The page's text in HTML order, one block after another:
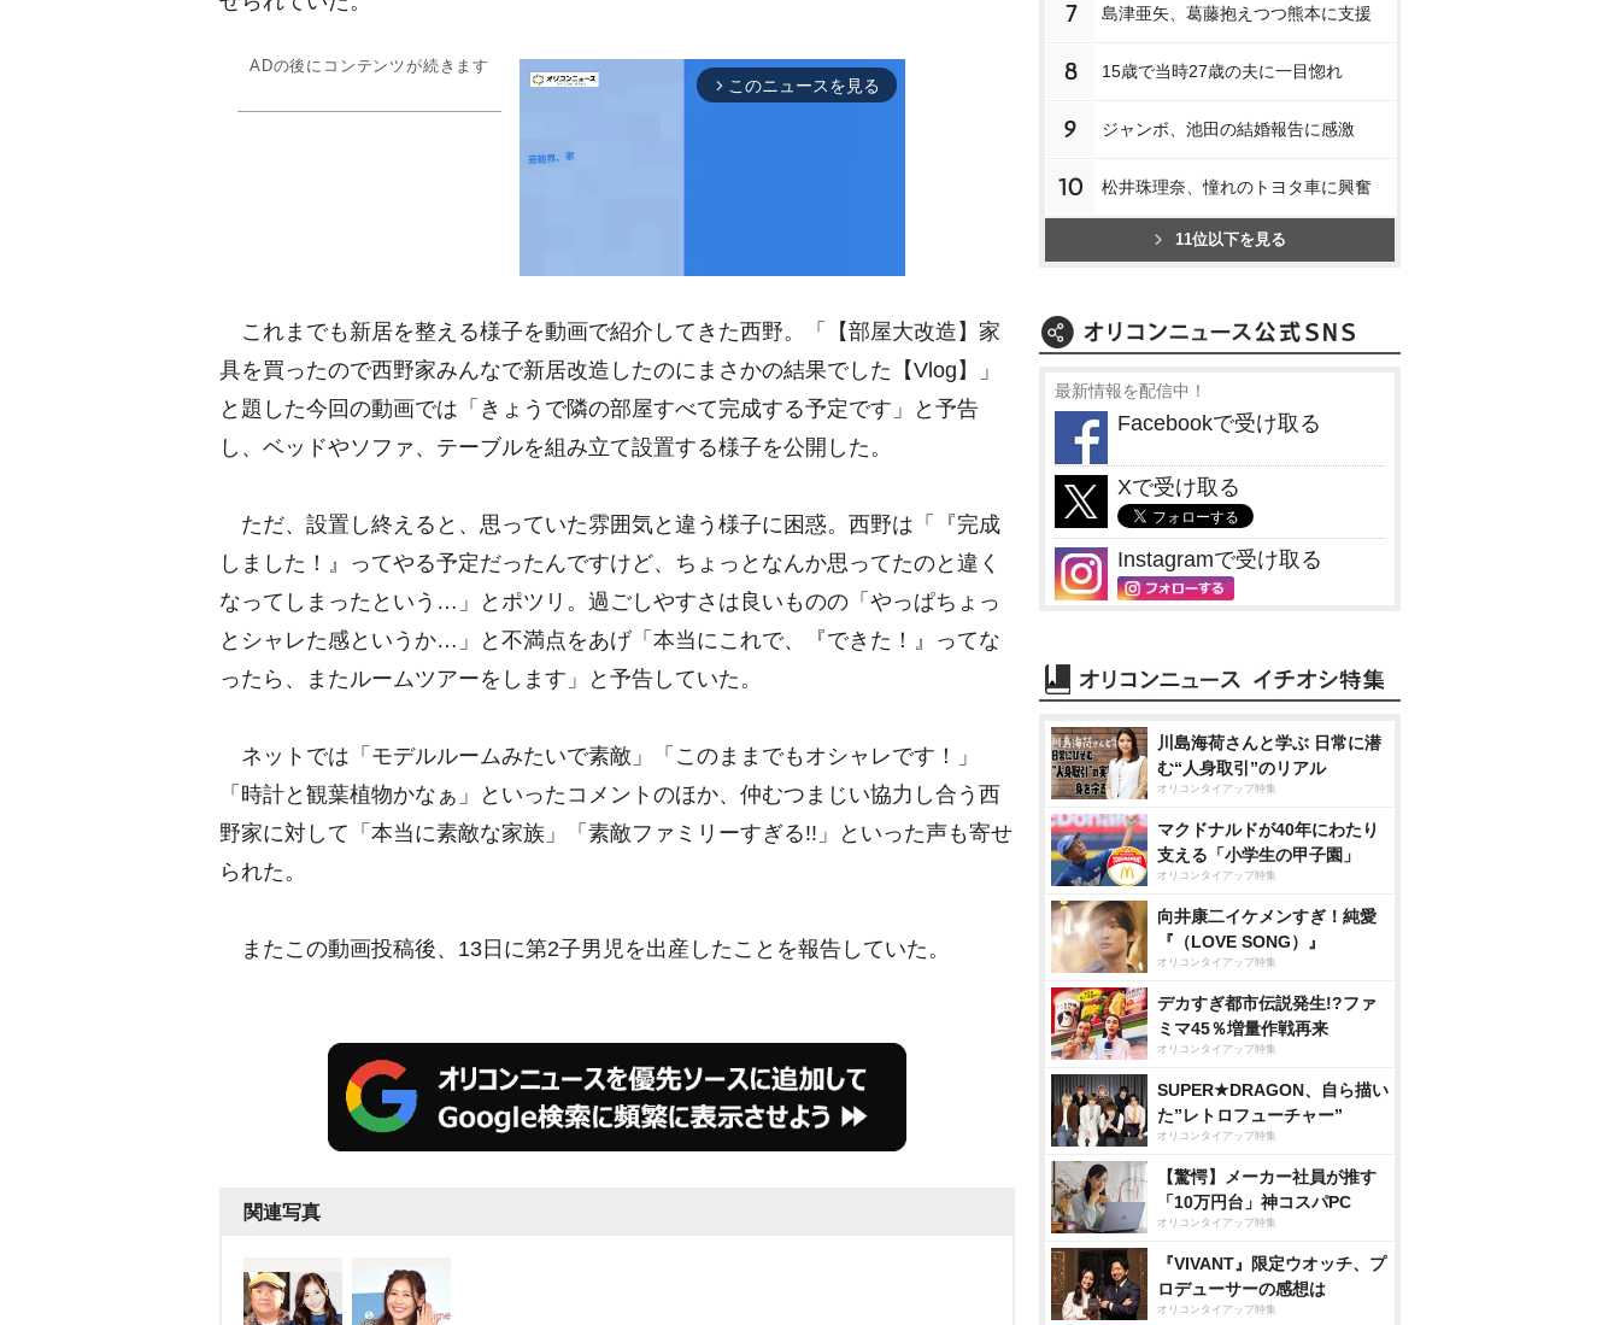
ADの後にコンテンツが続きます
arrow_forward_ios このニュースを見る
M
u
e
これまでも新居を整える様子を動画で紹介してきた西野。「【部屋大改造】家
具を買ったので西野家みんなで新居改造したのにまさかの結果でした【Vlog】」
と題した今回の動画では「きょうで隣の部屋すべて完成する予定です」と予告
し、ベッドやソファ、テーブルを組み立て設置する様子を公開した。
ただ、設置し終えると、思っていた雰囲気と違う様子に困惑。西野は「『完成
しました！』ってやる予定だったんですけど、ちょっとなんか思ってたのと違く
なってしまったという…」とポツリ。過ごしやすさは良いものの「やっぱちょっ
とシャレた感というか…」と不満点をあげ「本当にこれで、『できた！』ってな
ったら、またルームツアーをします」と予告していた。
ネットでは「モデルルームみたいで素敵」「このままでもオシャレです！」
「時計と観葉植物かなぁ」といったコメントのほか、仲むつまじい協力し合う西
野家に対して「本当に素敵な家族」「素敵ファミリーすぎる!!」といった声も寄せ
られた。
またこの動画投稿後、13日に第2子男児を出産したことを報告していた。
関連写真
7 島津亜矢、葛藤抱えつつ熊本に支援
8 15歳で当時27歳の夫に一目惚れ
9 ジャンボ、池田の結婚報告に感激
10 松井珠理奈、憧れのトヨタ車に興奮
11位以下を見る
最新情報を配信中！
Facebookで受け取る
Xで受け取る
Instagramで受け取る
川島海荷さんと学ぶ 日常に潜
む“人身取引”のリアル
オリコンタイアップ特集
マクドナルドが40年にわたり
支える「小学生の甲子園」
オリコンタイアップ特集
向井康二イケメンすぎ！純愛
『（LOVE SONG）』
オリコンタイアップ特集
デカすぎ都市伝説発生!?ファ
ミマ45％増量作戦再来
オリコンタイアップ特集
SUPER★DRAGON、自ら描い
た”レトロフューチャー”
オリコンタイアップ特集
【驚愕】メーカー社員が推す
「10万円台」神コスパPC
オリコンタイアップ特集
『VIVANT』限定ウオッチ、プ
ロデューサーの感想は
オリコンタイアップ特集